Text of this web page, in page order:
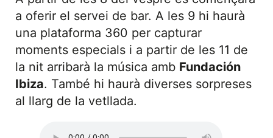
a oferir el servei de bar. A les 9 hi haurà
una plataforma 360 per capturar
moments especials i a partir de les 11 de
la nit arribarà la música amb Fundación
Ibiza. També hi haurà diverses sorpreses
al llarg de la vetllada.